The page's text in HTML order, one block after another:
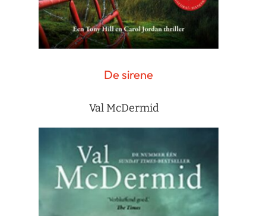
De sirene
Val McDermid